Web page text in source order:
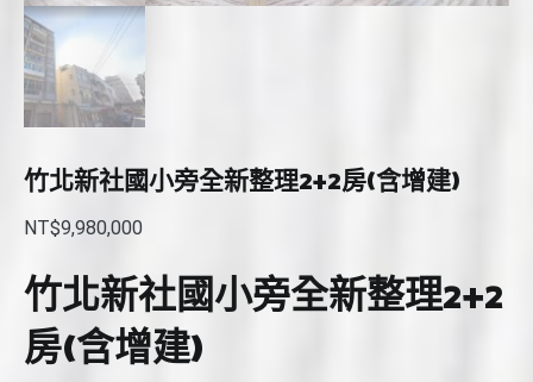
竹北新社國小旁全新整理2+2房(含增建)
NT$9,980,000
竹北新社國小旁全新整理2+2
房(含增建)